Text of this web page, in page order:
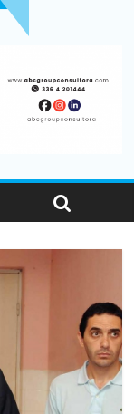
bajó un 12,6%